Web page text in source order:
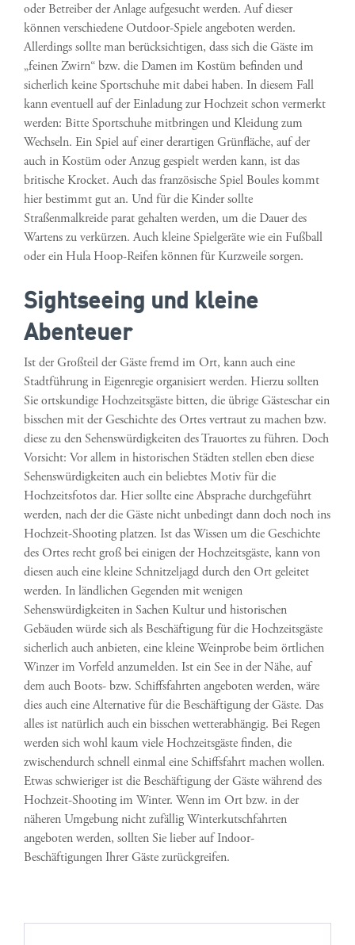
oder Betreiber der Anlage aufgesucht werden. Auf dieser
können verschiedene Outdoor-Spiele angeboten werden.
Allerdings sollte man berücksichtigen, dass sich die Gäste im
„feinen Zwirn“ bzw. die Damen im Kostüm befinden und
sicherlich keine Sportschuhe mit dabei haben. In diesem Fall
kann eventuell auf der Einladung zur Hochzeit schon vermerkt
werden: Bitte Sportschuhe mitbringen und Kleidung zum
Wechseln. Ein Spiel auf einer derartigen Grünfläche, auf der
auch in Kostüm oder Anzug gespielt werden kann, ist das
britische Krocket. Auch das französische Spiel Boules kommt
hier bestimmt gut an. Und für die Kinder sollte
Straßenmalkreide parat gehalten werden, um die Dauer des
Wartens zu verkürzen. Auch kleine Spielgeräte wie ein Fußball
oder ein Hula Hoop-Reifen können für Kurzweile sorgen.
Sightseeing und kleine
Abenteuer
Ist der Großteil der Gäste fremd im Ort, kann auch eine
Stadtführung in Eigenregie organisiert werden. Hierzu sollten
Sie ortskundige Hochzeitsgäste bitten, die übrige Gästeschar ein
bisschen mit der Geschichte des Ortes vertraut zu machen bzw.
diese zu den Sehenswürdigkeiten des Trauortes zu führen. Doch
Vorsicht: Vor allem in historischen Städten stellen eben diese
Sehenswürdigkeiten auch ein beliebtes Motiv für die
Hochzeitsfotos dar. Hier sollte eine Absprache durchgeführt
werden, nach der die Gäste nicht unbedingt dann doch noch ins
Hochzeit-Shooting platzen. Ist das Wissen um die Geschichte
des Ortes recht groß bei einigen der Hochzeitsgäste, kann von
diesen auch eine kleine Schnitzeljagd durch den Ort geleitet
werden. In ländlichen Gegenden mit wenigen
Sehenswürdigkeiten in Sachen Kultur und historischen
Gebäuden würde sich als Beschäftigung für die Hochzeitsgäste
sicherlich auch anbieten, eine kleine Weinprobe beim örtlichen
Winzer im Vorfeld anzumelden. Ist ein See in der Nähe, auf
dem auch Boots- bzw. Schiffsfahrten angeboten werden, wäre
dies auch eine Alternative für die Beschäftigung der Gäste. Das
alles ist natürlich auch ein bisschen wetterabhängig. Bei Regen
werden sich wohl kaum viele Hochzeitsgäste finden, die
zwischendurch schnell einmal eine Schiffsfahrt machen wollen.
Etwas schwieriger ist die Beschäftigung der Gäste während des
Hochzeit-Shooting im Winter. Wenn im Ort bzw. in der
näheren Umgebung nicht zufällig Winterkutschfahrten
angeboten werden, sollten Sie lieber auf Indoor-
Beschäftigungen Ihrer Gäste zurückgreifen.